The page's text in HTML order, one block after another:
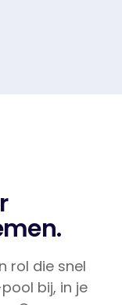
rol die snel
bij, in je